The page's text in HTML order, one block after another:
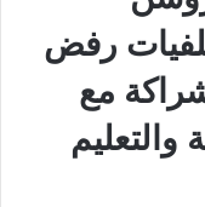
رفض
مع
والتعليم